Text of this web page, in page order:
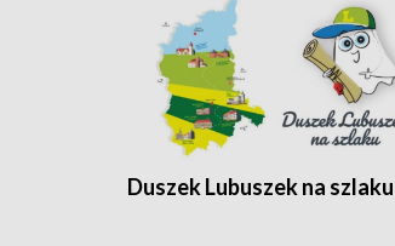
Duszek Lubuszek na szlaku